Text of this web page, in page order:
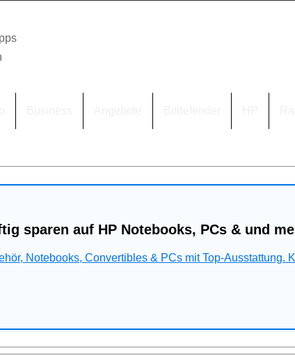
sparen auf HP Notebooks, PCs & und
Notebooks, Convertibles & PCs mit Top-Ausstattung.